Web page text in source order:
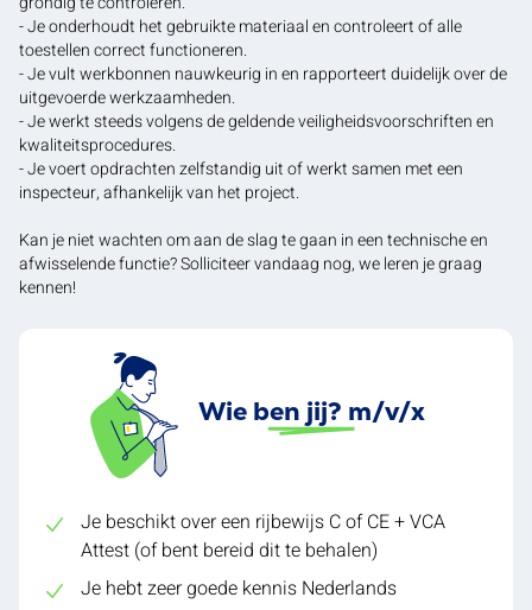
- Je onderhoudt het gebruikte materiaal en controleert of alle
toestellen correct functioneren.
- Je vult werkbonnen nauwkeurig in en rapporteert duidelijk over de
uitgevoerde werkzaamheden.
- Je werkt steeds volgens de geldende veiligheidsvoorschriften en
kwaliteitsprocedures.
- Je voert opdrachten zelfstandig uit of werkt samen met een
inspecteur, afhankelijk van het project.
Kan je niet wachten om aan de slag te gaan in een technische en
afwisselende functie? Solliciteer vandaag nog, we leren je graag
kennen!
Wie ben jij? m/v/x
Je beschikt over een rijbewijs C of CE + VCA
Attest (of bent bereid dit te behalen)
Je hebt zeer goede kennis Nederlands